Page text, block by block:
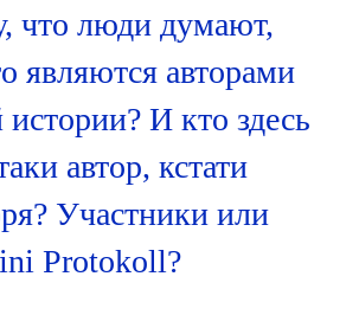
что люди думают,
являются авторами
истории? И кто здесь
автор, кстати
Участники или
Protokoll?